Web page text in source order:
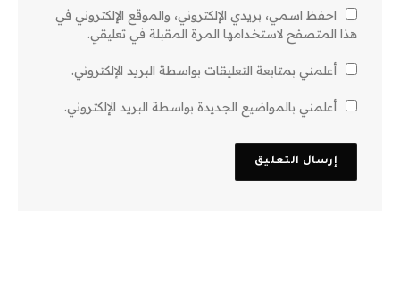
احفظ اسمي، بريدي الإلكتروني، والموقع الإلكتروني في
هذا المتصفح لاستخدامها المرة المقبلة في تعليقي.
أعلمني بمتابعة التعليقات بواسطة البريد الإلكتروني.
أعلمني بالمواضيع الجديدة بواسطة البريد الإلكتروني.